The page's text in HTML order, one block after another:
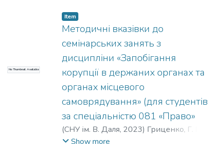
І.;Антоненко, М. І.
Жолудєва, В. І.;Капліна, Г. А.
;
Татаренко, Г. В.;Тарасенко, О. С.
No Thumbnail Available
Item
Методичні вказівки до
семінарських занять з
дисципліни «Запобігання
корупції в держаних органах та
органах місцевого
самоврядування» (для студентів
за спеціальністю 081 «Право»
(СНУ ім. В. Даля, 2023) Гриценко, Г. М.
Татаренко, Г. В.
Show more